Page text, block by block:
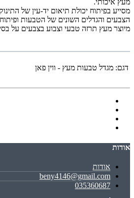
מעץ איכותי.
מסייע בפיתוח יכולת תיאום יד-עין של
הצבעים והגדלים השונים של הטבעות
מיוצר מעץ תרזה טבעי וצבוע בצבעים על
דגם: מגדל טבעות מעץ - ווין פאן
אודות
אודות
beny4146@gmail.com
035360687